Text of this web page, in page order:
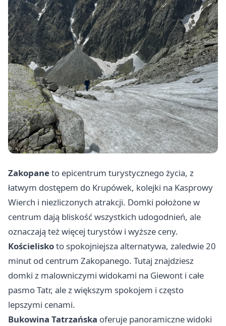
Zakopaneto epicentrum turystycznego życia, z
łatwym dostępem do Krupówek, kolejki na Kasprowy
Wierch i niezliczonych atrakcji. Domki położone w
centrum dają bliskość wszystkich udogodnień, ale
oznaczają też więcej turystów i wyższe ceny.
Kościeliskoto spokojniejsza alternatywa, zaledwie 20
minut od centrum Zakopanego. Tutaj znajdziesz
domki z malowniczymi widokami na Giewont i całe
pasmo Tatr, ale z większym spokojem i często
lepszymi cenami.
Bukowina Tatrzańska oferuje panoramiczne widoki